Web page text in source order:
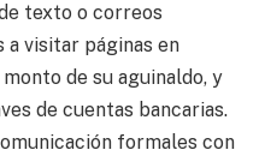
texto o correos
visitar páginas en
de su aguinaldo, y
de cuentas bancarias.
formales con